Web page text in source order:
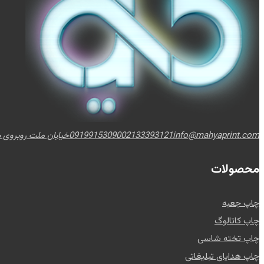
0919915309002133393121info@mahyaprint.com خیابان ملت روبروی
محصولات
چاپ جعبه
چاپ کاتالوگ
چاپ تخته شاسی
چاپ هدایای تبلیغاتی